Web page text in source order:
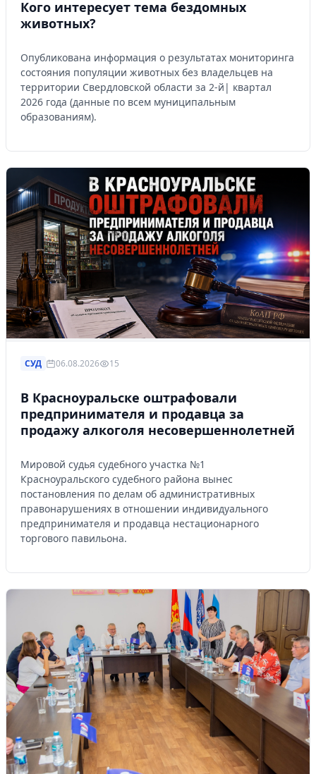
Кого интересует тема бездомных
животных?
Опубликована информация о результатах мониторинга
состояния популяции животных без владельцев на
территории Свердловской области за 2-й| квартал
2026 года (данные по всем муниципальным
образованиям).
СУД 06.08.2026 15
В Красноуральске оштрафовали
предпринимателя и продавца за
продажу алкоголя несовершеннолетней
Мировой судья судебного участка №1
Красноуральского судебного района вынес
постановления по делам об административных
правонарушениях в отношении индивидуального
предпринимателя и продавца нестационарного
торгового павильона.